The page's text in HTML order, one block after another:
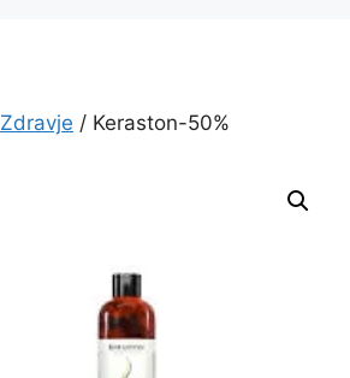
Zdravje / Keraston-50%